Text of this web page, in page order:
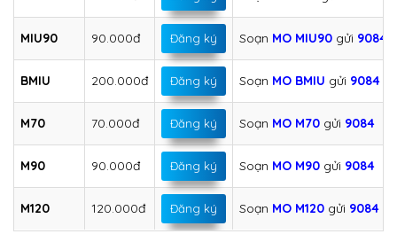
MIU90 90.000đ Đăng ký Soạn MO MIU90 gửi 9084
BMIU 200.000đ Đăng ký Soạn MO BMIU gửi 9084
M70 70.000đ Đăng ký Soạn MO M70 gửi 9084
M90 90.000đ Đăng ký Soạn MO M90 gửi 9084
M120 120.000đ Đăng ký Soạn MO M120 gửi 9084